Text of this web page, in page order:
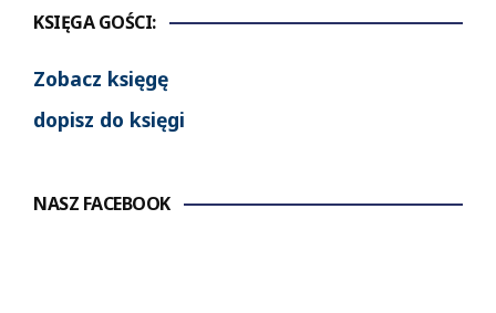
KSIĘGA GOŚCI:
Zobacz księgę
dopisz do księgi
NASZ FACEBOOK